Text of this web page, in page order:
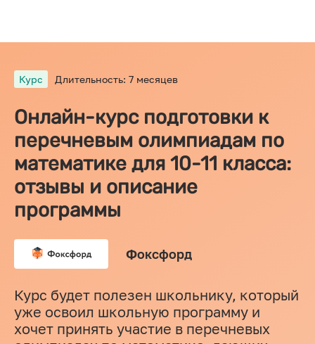
Курс Длительность: 7 месяцев
Онлайн-курс подготовки к
перечневым олимпиадам по
математике для 10-11 класса:
отзывы и описание
программы
Фоксфорд
Курс будет полезен школьнику, который
уже освоил школьную программу и
хочет принять участие в перечневых